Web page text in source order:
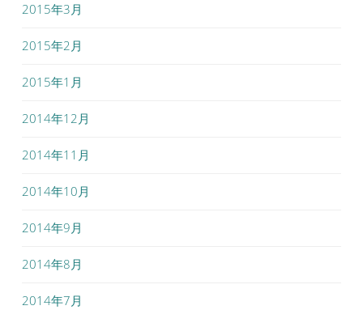
2015年3月
2015年2月
2015年1月
2014年12月
2014年11月
2014年10月
2014年9月
2014年8月
2014年7月